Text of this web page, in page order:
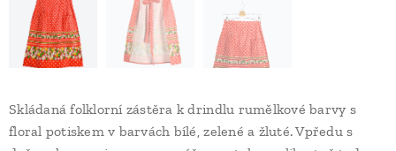
Skládaná folklorní zástěra k drindlu rumělkové barvy s
floral potiskem v barvách bílé, zelené a žluté. Vpředu s